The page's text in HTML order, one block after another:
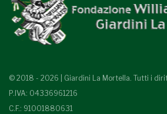
© 2018 - 2026 | Giardini La Mortella. Tutti i
P.IVA: 04336961216
C.F.: 91001880631